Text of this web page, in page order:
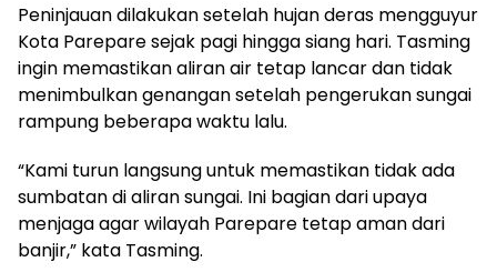
Peninjauan dilakukan setelah hujan deras mengguyur
Kota Parepare sejak pagi hingga siang hari. Tasming
ingin memastikan aliran air tetap lancar dan tidak
menimbulkan genangan setelah pengerukan sungai
rampung beberapa waktu lalu.
“Kami turun langsung untuk memastikan tidak ada
sumbatan di aliran sungai. Ini bagian dari upaya
menjaga agar wilayah Parepare tetap aman dari
banjir,” kata Tasming.